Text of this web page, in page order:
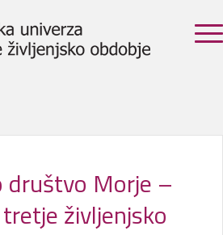
društvo Morje –
življenjsko